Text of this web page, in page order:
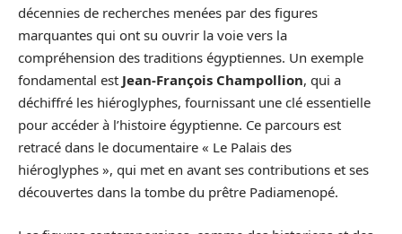
décennies de recherches menées par des figures
marquantes qui ont su ouvrir la voie vers la
compréhension des traditions égyptiennes. Un exemple
fondamental est Jean-François Champollion, qui a
déchiffré les hiéroglyphes, fournissant une clé essentielle
pour accéder à l’histoire égyptienne. Ce parcours est
retracé dans le documentaire « Le Palais des
hiéroglyphes », qui met en avant ses contributions et ses
découvertes dans la tombe du prêtre Padiamenopé.